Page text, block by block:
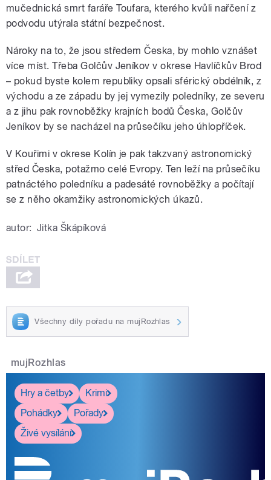
mučednická smrt faráře Toufara, kterého kvůli nařčení z
podvodu utýrala státní bezpečnost.
Nároky na to, že jsou středem Česka, by mohlo vznášet
více míst. Třeba Golčův Jeníkov v okrese Havlíčkův Brod
– pokud byste kolem republiky opsali sférický obdélník, z
východu a ze západu by jej vymezily poledníky, ze severu
a z jihu pak rovnoběžky krajních bodů Česka, Golčův
Jeníkov by se nacházel na průsečíku jeho úhlopříček.
V Kouřimi v okrese Kolín je pak takzvaný astronomický
střed Česka, potažmo celé Evropy. Ten leží na průsečíku
patnáctého poledníku a padesáté rovnoběžky a počítají
se z něho okamžiky astronomických úkazů.
autor: Jitka Škápíková
Všechny díly pořadu na mujRozhlas
mujRozhlas
Hry a četby
Krimi
Pohádky
Pořady
Živé vysílání